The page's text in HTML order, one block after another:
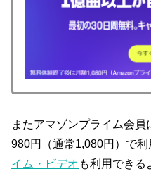
またアマゾンプライム会
980円（通常1,080円）で
イム・ビデオ も利用できる